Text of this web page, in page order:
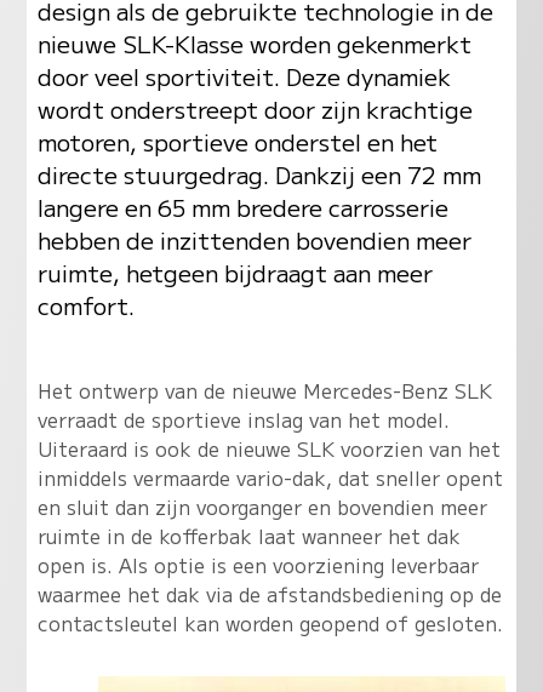
design als de gebruikte technologie in de
nieuwe SLK-Klasse worden gekenmerkt
door veel sportiviteit. Deze dynamiek
wordt onderstreept door zijn krachtige
motoren, sportieve onderstel en het
directe stuurgedrag. Dankzij een 72 mm
langere en 65 mm bredere carrosserie
hebben de inzittenden bovendien meer
ruimte, hetgeen bijdraagt aan meer
comfort.
Het ontwerp van de nieuwe Mercedes-Benz SLK
verraadt de sportieve inslag van het model.
Uiteraard is ook de nieuwe SLK voorzien van het
inmiddels vermaarde vario-dak, dat sneller opent
en sluit dan zijn voorganger en bovendien meer
ruimte in de kofferbak laat wanneer het dak
open is. Als optie is een voorziening leverbaar
waarmee het dak via de afstandsbediening op de
contactsleutel kan worden geopend of gesloten.